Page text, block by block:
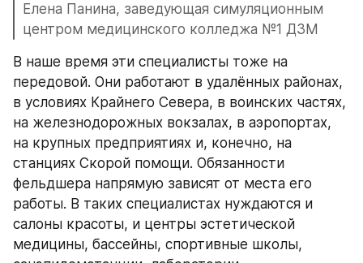
Елена Панина, заведующая симуляционным
центром медицинского колледжа №1 ДЗМ
В наше время эти специалисты тоже на
передовой. Они работают в удалённых районах,
в условиях Крайнего Севера, в воинских частях,
на железнодорожных вокзалах, в аэропортах,
на крупных предприятиях и, конечно, на
станциях Скорой помощи. Обязанности
фельдшера напрямую зависят от места его
работы. В таких специалистах нуждаются и
салоны красоты, и центры эстетической
медицины, бассейны, спортивные школы,